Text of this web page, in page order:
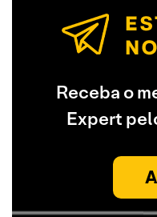
Receba o
Expert